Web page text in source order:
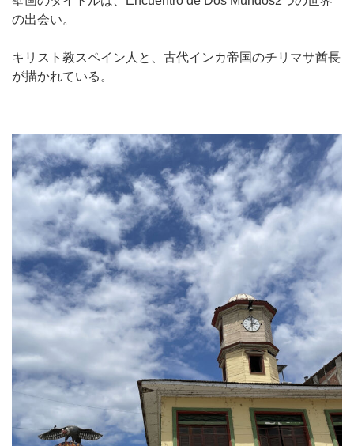
の出会い。
キリスト教スペイン人と、古代インカ帝国のチリマサ酋長
が描かれている。